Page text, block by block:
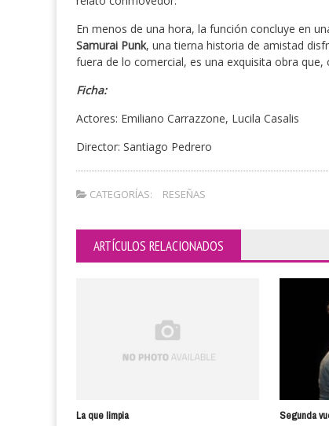
En menos de una hora, la función concluye en
Samurai Punk, una tierna historia de amistad
fuera de lo comercial, es una exquisita obra
Ficha:
Actores: Emiliano Carrazzone, Lucila Casalis
Director: Santiago Pedrero
CATEGORÍAS: RESEÑAS
ARTÍCULOS RELACIONADOS
La que limpia Segunda